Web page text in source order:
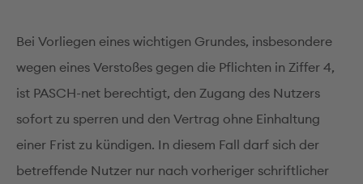
Bei Vorliegen eines wichtigen Grundes, insbesondere
wegen eines Verstoßes gegen die Pflichten in Ziffer 4,
ist PASCH-net berechtigt, den Zugang des Nutzers
sofort zu sperren und den Vertrag ohne Einhaltung
einer Frist zu kündigen. In diesem Fall darf sich der
betreffende Nutzer nur nach vorheriger schriftlicher